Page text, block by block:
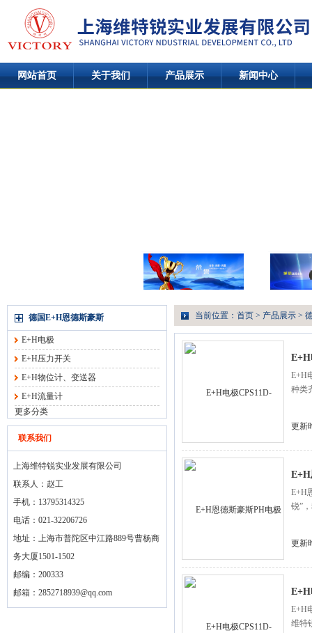
网站首页 关于我们 产品展示 新闻中心
德国E+H恩德斯豪斯
E+H电极
E+H压力开关
E+H物位计、变送器
E+H流量计
更多分类
联系我们
上海维特锐实业发展有限公司
联系人：赵工
手机：13795314325
电话：021-32206726
地址：上海市普陀区中江路889号曹杨商
务大厦1501-1502
邮编：200333
邮箱： 2852718939@qq.com
当前位置： 首页 > 产品展示 >
E+H
E+H
种类
更新
E+H
锐”
更新
E+H
E+H
维特